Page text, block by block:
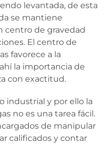
levantada, de esta
se mantiene
centro de gravedad
El centro de
favorece a la
la importancia de
con exactitud.
industrial y por ello la
no es una tarea fácil.
de manipular
calificados y contar